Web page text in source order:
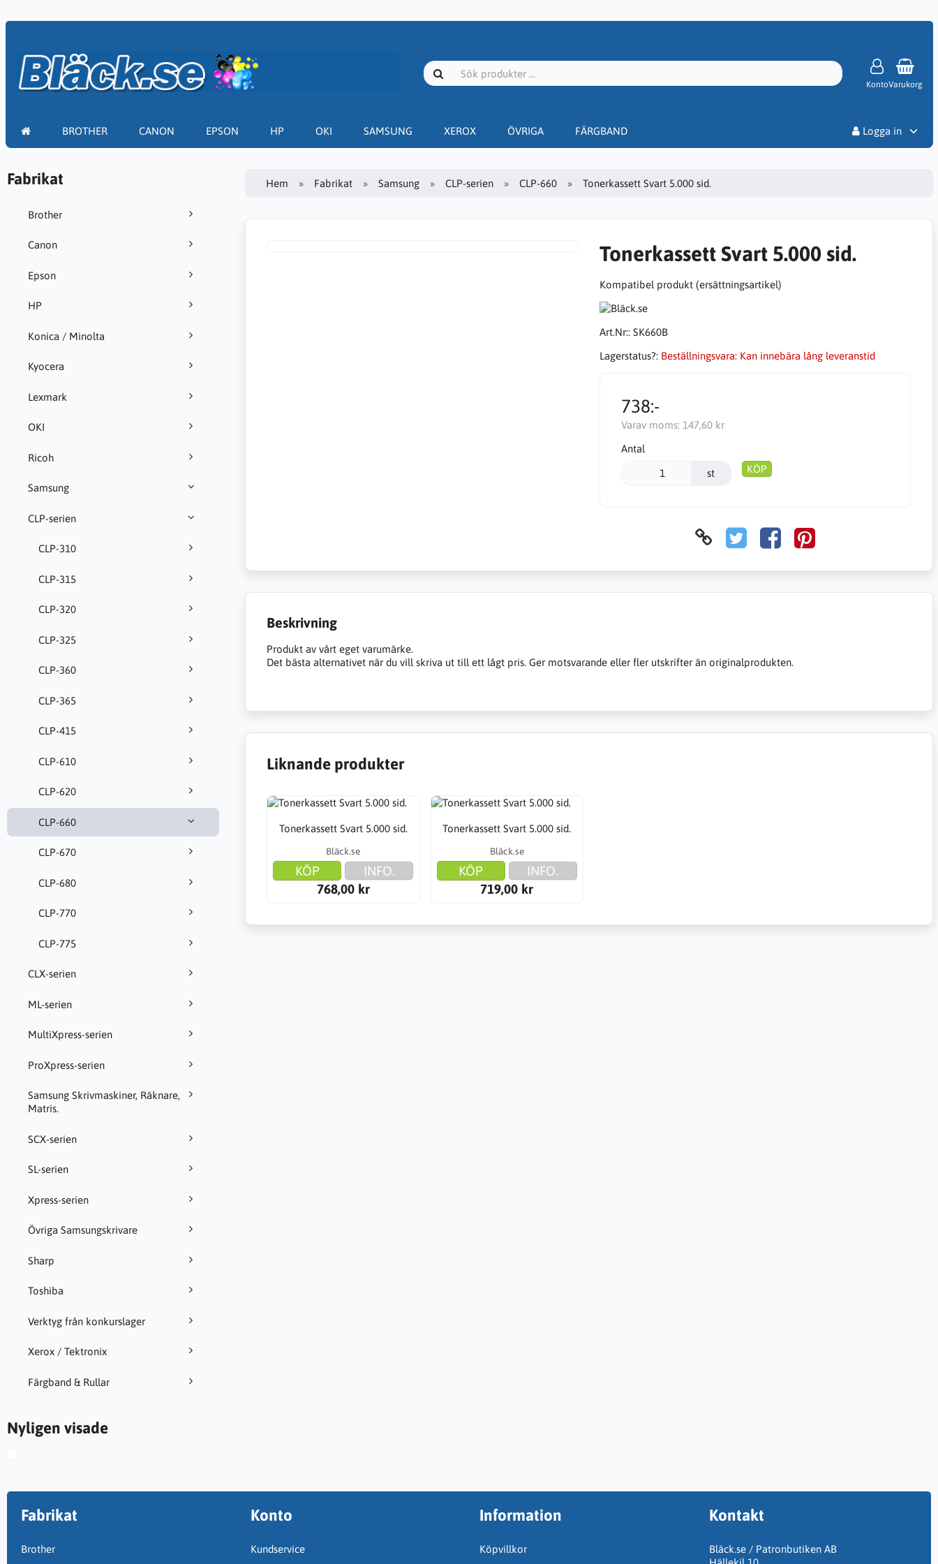
KontoVarukorg
BROTHER CANON EPSON HP OKI SAMSUNG XEROX ÖVRIGA FÄRGBAND
Logga in
Fabrikat
Brother
Canon
Epson
HP
Konica / Minolta
Kyocera
Lexmark
OKI
Ricoh
Samsung
CLP-serien
CLP-310
CLP-315
CLP-320
CLP-325
CLP-360
CLP-365
CLP-415
CLP-610
CLP-620
CLP-660
CLP-670
CLP-680
CLP-770
CLP-775
CLX-serien
ML-serien
MultiXpress-serien
ProXpress-serien
Samsung Skrivmaskiner, Räknare,
Matris.
SCX-serien
SL-serien
Xpress-serien
Övriga Samsungskrivare
Sharp
Toshiba
Verktyg från konkurslager
Xerox / Tektronix
Färgband & Rullar
Nyligen visade
Hem Fabrikat Samsung CLP-serien CLP-660 Tonerkassett Svart 5.000 sid.
Tonerkassett Svart 5.000 sid.
Kompatibel produkt (ersättningsartikel)
Art.Nr:: SK660B
Lagerstatus?: Beställningsvara: Kan innebära lång leveranstid
738:-
Varav moms: 147,60 kr
Antal
st KÖP
Beskrivning
Produkt av vårt eget varumärke.
Det bästa alternativet när du vill skriva ut till ett lågt pris. Ger motsvarande eller fler utskrifter än originalprodukten.
Liknande produkter
Tonerkassett Svart 5.000 sid.
Bläck.se
KÖP
INFO.
768,00 kr
Tonerkassett Svart 5.000 sid.
Bläck.se
KÖP
INFO.
719,00 kr
Fabrikat
Brother
Konto
Kundservice
Information
Köpvillkor
Kontakt
Bläck.se / Patronbutiken AB